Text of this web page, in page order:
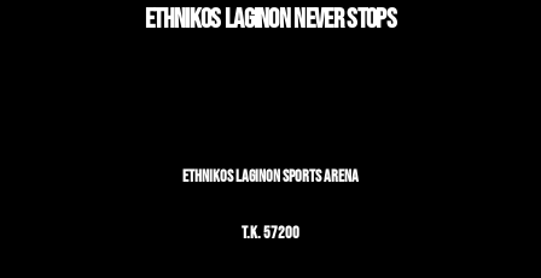
ETHNIKOS LAGINON NEVER STOPS
ETHNIKOS LAGINON SPORTS ARENA
T.K. 57200